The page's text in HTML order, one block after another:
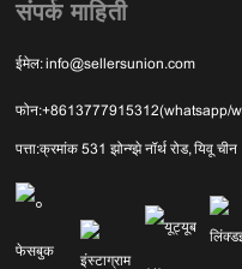
संपर्क माहिती
ईमेल: info@sellersunion.com
फोन:+8613777915312(whatsapp/
पत्ता:क्रमांक 531 झोन्ग्झे नॉर्थ रोड, यिवू चीन